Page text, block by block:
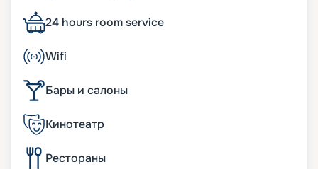
Германии в 2004 году. А в 2016 г. проведена его
реновация, на которую потрачено 20 миллионов
долларов. Большое внимание уделялось
интерьеру и обеспечению комфорта
пространство со стеклянным куполом и
панорамными лифтами. Другие его особенности:
• ширина – 32 м;
• длина – 293 м;
• число пассажирских палуб – 12;
• водоизмещение – около 90 тыс. т;
24 hours room service
Wifi
Бары и салоны
Кинотеатр
Рестораны